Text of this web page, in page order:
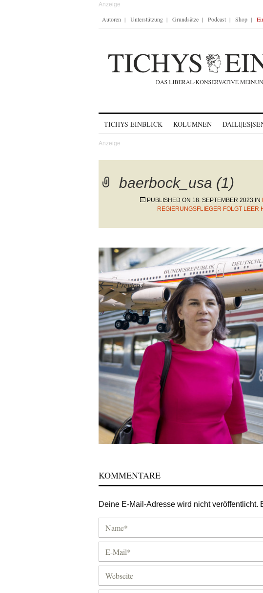
Autoren Unterstützung Grundsätze Podcast Shop
TICHYS EINBLICK KOLUMNEN
baerbock_usa (1)
PUBLISHED ON 18. SEPTEMBER 2023 IN
REGIERUNGSFLIEGER FOLGT LEER
←Previous
KOMMENTARE
Deine E-Mail-Adresse wird nicht veröffentlicht.